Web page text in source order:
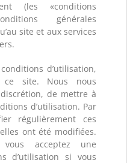
(les «conditions
générales
site et aux services
d’utilisation,
site. Nous nous
de mettre à
d’utilisation. Par
régulièrement ces
ont été modifiées.
acceptez une
d’utilisation si vous